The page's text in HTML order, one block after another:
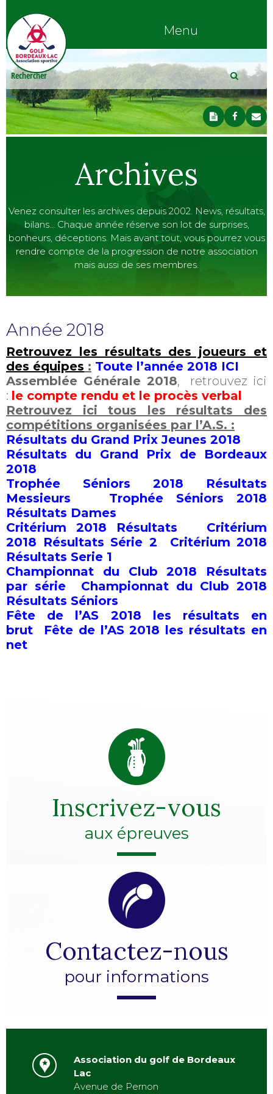
Menu
Archives
Venez consulter les archives depuis 2002. News, résultats,
bilans… Chaque année réserve son lot de surprises,
bonheurs, déceptions. Mais avant tout, vous pourrez vous
rendre compte de la progression de notre association
mais aussi de ses membres.
Année 2018
Retrouvez les résultats des joueurs et
des équipes : Toute l’année 2018 ICI
Assemblée Générale 2018, retrouvez ici
: le compte rendu et le procès verbal
Retrouvez ici tous les résultats des
compétitions organisées par l’A.S. :
Résultats du Grand Prix Jeunes 2018
Résultats du Grand Prix de Bordeaux
2018
Trophée Séniors 2018 Résultats
Messieurs
Trophée Séniors 2018
Résultats Dames
Critérium 2018 Résultats
Critérium
2018 Résultats Série 2
Critérium 2018
Résultats Serie 1
Championnat du Club 2018 Résultats
par série
Championnat du Club 2018
Résultats Séniors
Fête de l’AS 2018 les résultats en
brut
Fête de l’AS 2018 les résultats en
net
Inscrivez-vous
aux épreuves
Contactez-nous
pour informations
Association du golf de Bordeaux
Lac
Avenue de Pernon